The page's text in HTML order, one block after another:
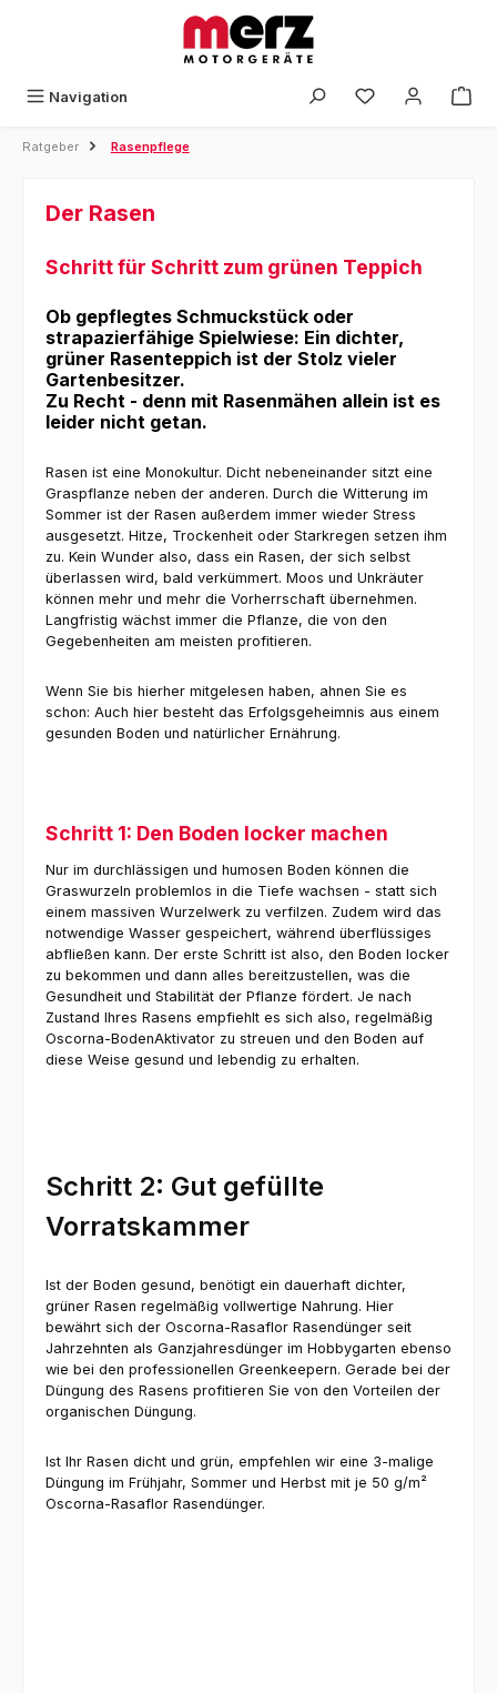
Navigation
Ratgeber Rasenpflege
Der Rasen
Schritt für Schritt zum grünen Teppich
Ob gepflegtes Schmuckstück oder
strapazierfähige Spielwiese: Ein dichter,
grüner Rasenteppich ist der Stolz vieler
Gartenbesitzer.
Zu Recht - denn mit Rasenmähen allein ist es
leider nicht getan.
Rasen ist eine Monokultur. Dicht nebeneinander sitzt eine
Graspflanze neben der anderen. Durch die Witterung im
Sommer ist der Rasen außerdem immer wieder Stress
ausgesetzt. Hitze, Trockenheit oder Starkregen setzen ihm
zu. Kein Wunder also, dass ein Rasen, der sich selbst
überlassen wird, bald verkümmert. Moos und Unkräuter
können mehr und mehr die Vorherrschaft übernehmen.
Langfristig wächst immer die Pflanze, die von den
Gegebenheiten am meisten profitieren.
Wenn Sie bis hierher mitgelesen haben, ahnen Sie es
schon: Auch hier besteht das Erfolgsgeheimnis aus einem
gesunden Boden und natürlicher Ernährung.
Schritt 1: Den Boden locker machen
Nur im durchlässigen und humosen Boden können die
Graswurzeln problemlos in die Tiefe wachsen - statt sich
einem massiven Wurzelwerk zu verfilzen. Zudem wird das
notwendige Wasser gespeichert, während überflüssiges
abfließen kann. Der erste Schritt ist also, den Boden locker
zu bekommen und dann alles bereitzustellen, was die
Gesundheit und Stabilität der Pflanze fördert. Je nach
Zustand Ihres Rasens empfiehlt es sich also, regelmäßig
Oscorna-BodenAktivator zu streuen und den Boden auf
diese Weise gesund und lebendig zu erhalten.
Schritt 2: Gut gefüllte
Vorratskammer
Ist der Boden gesund, benötigt ein dauerhaft dichter,
grüner Rasen regelmäßig vollwertige Nahrung. Hier
bewährt sich der Oscorna-Rasaflor Rasendünger seit
Jahrzehnten als Ganzjahresdünger im Hobbygarten ebenso
wie bei den professionellen Greenkeepern. Gerade bei der
Düngung des Rasens profitieren Sie von den Vorteilen der
organischen Düngung.
Ist Ihr Rasen dicht und grün, empfehlen wir eine 3-malige
Düngung im Frühjahr, Sommer und Herbst mit je 50 g/m²
Oscorna-Rasaflor Rasendünger.